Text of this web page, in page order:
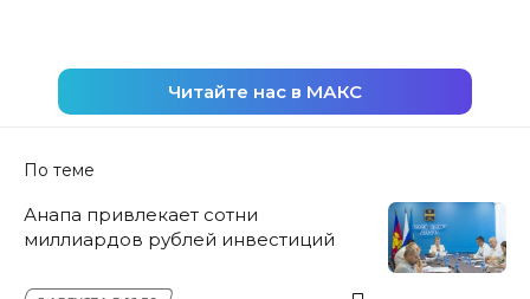
Читайте нас в МАКС
По теме
Анапа привлекает сотни
миллиардов рублей инвестиций